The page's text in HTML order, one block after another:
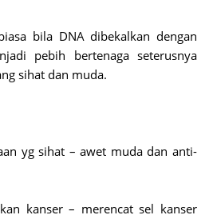
bila DNA dibekalkan dengan
pebih bertenaga seterusnya
sihat dan muda.
yg sihat – awet muda dan anti-
kanser – merencat sel kanser